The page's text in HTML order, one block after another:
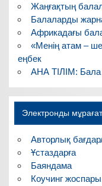
Жаңғақтың
Балаларды
Африкадағы
«Менің атам –
еңбек
АНА ТІЛІМ: Бала
Электронды мұрағат
Авторлық
Ұстаздарға
Баяндама
Коучинг